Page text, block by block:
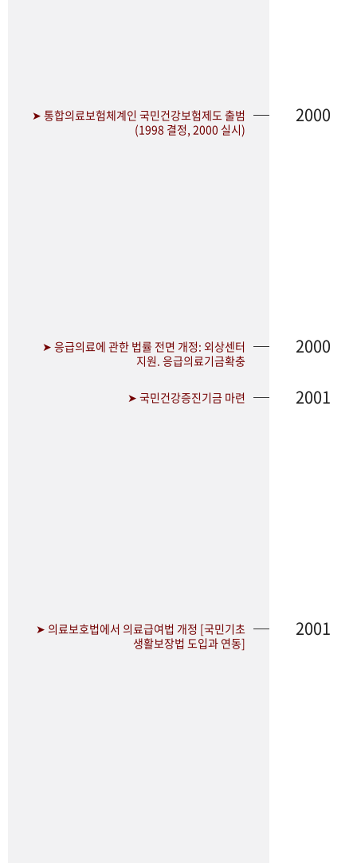
➤ 통합의료보험체계인 국민건강보험제도 출범
(1998 결정, 2000 실시)
2000
➤ 응급의료에 관한 법률 전면 개정: 외상센터
지원. 응급의료기금확충
2000
➤ 국민건강증진기금 마련 2001
➤ 의료보호법에서 의료급여법 개정 [국민기초
생활보장법 도입과 연동]
2001